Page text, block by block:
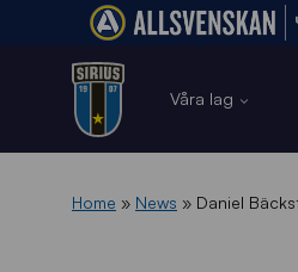
Våra lag
Home » News » Daniel